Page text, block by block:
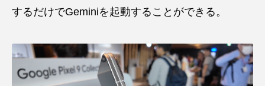
するだけでGeminiを起動することができる。